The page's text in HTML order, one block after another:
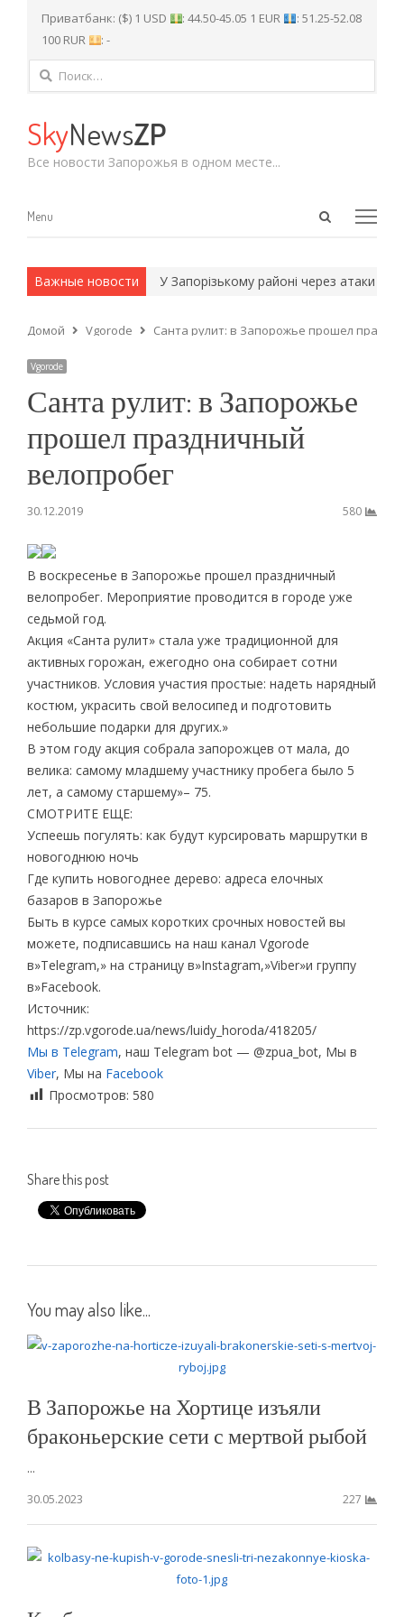
Приватбанк: ($) 1 USD : 44.50-45.05 1 EUR
: 51.25-52.08
100 RUR
: -
Найти:
SkyNewsZP
Все новости Запорожья в одном месте...
Open
Menu
Menu
Важные новости
и армейские методы. У Запорізькому районі через атаки
Домой Vgorode Санта рулит: в Запорожье прошел
Vgorode
Санта рулит: в Запорожье
прошел праздничный
велопробег
30.12.2019 580
В воскресенье в Запорожье прошел праздничный
велопробег. Мероприятие проводится в городе уже
седьмой год.
Акция «Санта рулит» стала уже традиционной для
активных горожан, ежегодно она собирает сотни
участников. Условия участия простые: надеть нарядный
костюм, украсить свой велосипед и подготовить
небольшие подарки для других.»
В этом году акция собрала запорожцев от мала, до
велика: самому младшему участнику пробега было 5
лет, а самому старшему»– 75.
СМОТРИТЕ ЕЩЕ:
Успеешь погулять: как будут курсировать маршрутки в
новогоднюю ночь
Где купить новогоднее дерево: адреса елочных
базаров в Запорожье
Быть в курсе самых коротких срочных новостей вы
можете, подписавшись на наш канал Vgorode
в»Telegram,» на страницу в»Instagram,»Viber»и группу
в»Facebook.
Источник:
https://zp.vgorode.ua/news/luidy_horoda/418205/
Мы в Telegram, наш Telegram bot — @zpua_bot, Мы в
Viber, Мы на Facebook
Просмотров: 580
Share this post
You may also like...
В Запорожье на Хортице изъяли
браконьерские сети с мертвой рыбой
...
30.05.2023
227